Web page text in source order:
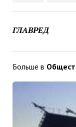
ГЛАВРЕД
Больше в